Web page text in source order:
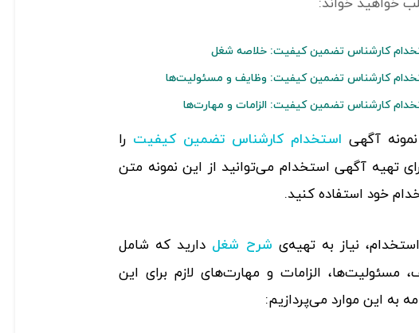
کارشناس تضمین کیفیت: خلاصه شغل
کارشناس تضمین کیفیت: وظایف و مسئولیت‌ها
کارشناس تضمین کیفیت: الزامات و مهارت‌ها
آگهی استخدام کارشناس تضمین کیفیت را
تهیه آگهی استخدام می‌توانید از این نمونه متن
خود استفاده کنید.
نیاز به تهیه‌ی شرح شغل دارید که شامل
مسئولیت‌ها، الزامات و مهارت‌های لازم برای این
به این موارد می‌پردازیم: